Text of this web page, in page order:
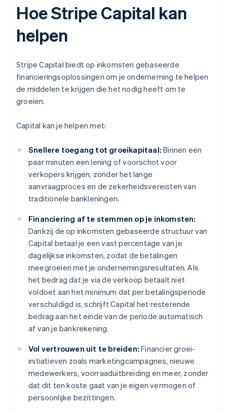
Hoe Stripe Capital kan
helpen
Stripe Capital biedt op inkomsten gebaseerde
financieringsoplossingen om je onderneming te helpen
de middelen te krijgen die het nodig heeft om te
groeien.
Capital kan je helpen met:
Snellere toegang tot groeikapitaal: Binnen een
paar minuten een lening of voorschot voor
verkopers krijgen, zonder het lange
aanvraagproces en de zekerheidsvereisten van
traditionele bankleningen.
Financiering af te stemmen op je inkomsten:
Dankzij de op inkomsten gebaseerde structuur van
Capital betaal je een vast percentage van je
dagelijkse inkomsten, zodat de betalingen
meegroeien met je ondernemingsresultaten. Als
het bedrag dat je via de verkoop betaalt niet
voldoet aan het minimum dat per betalingsperiode
verschuldigd is, schrijft Capital het resterende
bedrag aan het einde van de periode automatisch
af van je bankrekening.
Vol vertrouwen uit te breiden: Financier groei-
initiatieven zoals marketingcampagnes, nieuwe
medewerkers, voorraaduitbreiding en meer, zonder
dat dit ten koste gaat van je eigen vermogen of
persoonlijke bezittingen.